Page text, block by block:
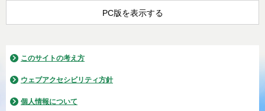
PC版を表示する
このサイトの考え方
ウェブアクセシビリティ方針
個人情報について